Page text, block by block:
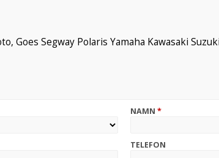
Goes Segway Polaris Yamaha Kawasaki
NAMN *
TELEFON